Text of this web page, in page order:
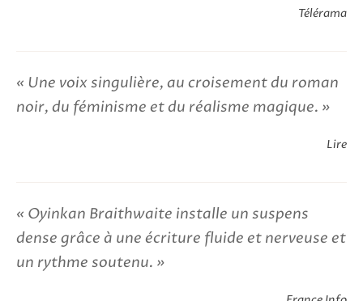
Télérama
Une voix singulière, au croisement du roman
noir, du féminisme et du réalisme magique.
Lire
Oyinkan Braithwaite installe un suspens
dense grâce à une écriture fluide et nerveuse et
un rythme soutenu.